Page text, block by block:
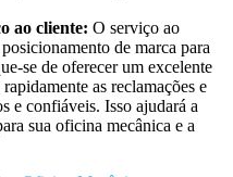
ao cliente: O serviço ao
de marca para
se de oferecer um excelente
as reclamações e
e confiáveis. Isso ajudará a
sua oficina mecânica e a